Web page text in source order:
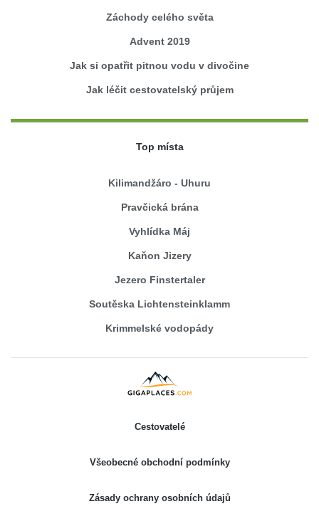
Záchody celého světa
Advent 2019
Jak si opatřit pitnou vodu v divočine
Jak léčit cestovatelský průjem
Top místa
Kilimandžáro - Uhuru
Pravčická brána
Vyhlídka Máj
Kaňon Jizery
Jezero Finstertaler
Soutěska Lichtensteinklamm
Krimmelské vodopády
Cestovatelé
Všeobecné obchodní podmínky
Zásady ochrany osobních údajů